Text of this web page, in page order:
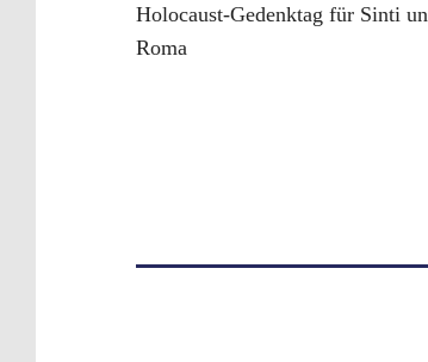
Holocaust-Gedenktag für Sinti
Roma